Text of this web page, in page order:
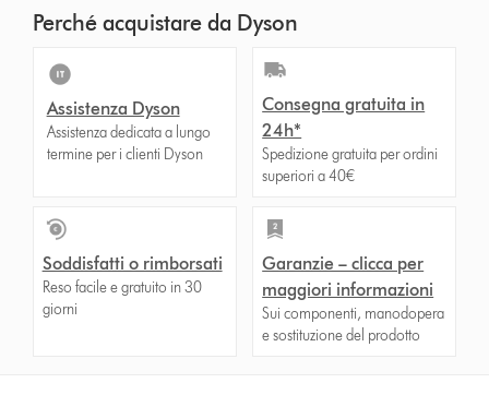
Perché acquistare da Dyson
Assistenza Dyson
Assistenza dedicata a lungo
termine per i clienti Dyson
Consegna gratuita in
24h*
Spedizione gratuita per ordini
superiori a 40€
Soddisfatti o rimborsati
Reso facile e gratuito in 30
giorni
Garanzie – clicca per
maggiori informazioni
Sui componenti, manodopera
e sostituzione del prodotto